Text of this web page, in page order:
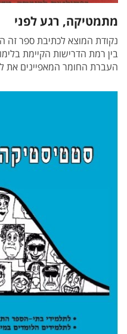
מתמטיקה, רגע לפני
נקודת המוצא לכתיבת ספר זה
בין רמת הדרישות הקיימת
העברת החומר המאפיינים את